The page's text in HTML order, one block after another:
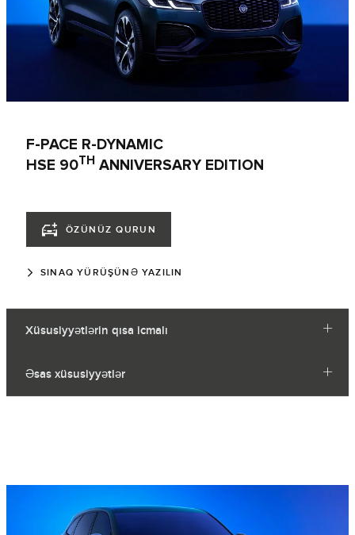
F-PACE R-DYNAMIC
HSE 90TH ANNIVERSARY EDITION
ÖZÜNÜZ QURUN
SINAQ YÜRÜŞÜNƏ YAZILIN
Xüsusiyyətlərin qısa icmalı
Əsas xüsusiyyətlər